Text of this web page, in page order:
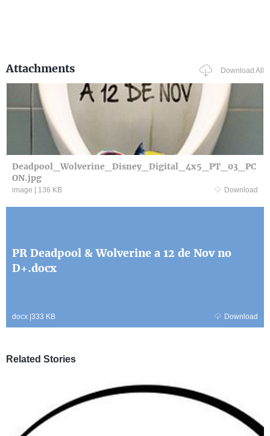
Attachments Download All
Deadpool_Wolverine_Disney_Digital_4x5_PT_03_PC
ON.jpg
image | 136 KB Download
PR Deadpool & Wolverine a 12 de Nov no
D+.docx
docx |333 KB Download
Related Stories